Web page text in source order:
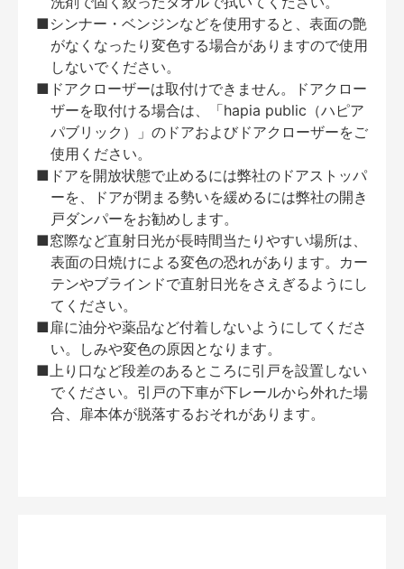
■シンナー・ベンジンなどを使用すると、表面の艶
がなくなったり変色する場合がありますので使用
しないでください。
■ドアクローザーは取付けできません。ドアクロー
ザーを取付ける場合は、「hapia public（ハピア
パブリック）」のドアおよびドアクローザーをご
使用ください。
■ドアを開放状態で止めるには弊社のドアストッパ
ーを、ドアが閉まる勢いを緩めるには弊社の開き
戸ダンパーをお勧めします。
■窓際など直射日光が長時間当たりやすい場所は、
表面の日焼けによる変色の恐れがあります。カー
テンやブラインドで直射日光をさえぎるようにし
てください。
■扉に油分や薬品など付着しないようにしてくださ
い。しみや変色の原因となります。
■上り口など段差のあるところに引戸を設置しない
でください。引戸の下車が下レールから外れた場
合、扉本体が脱落するおそれがあります。